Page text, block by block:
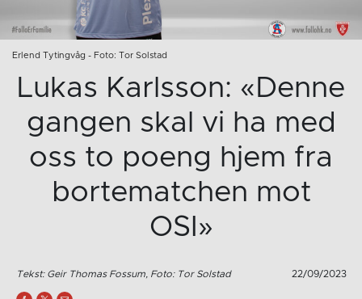
Erlend Tytingvåg - Foto: Tor Solstad
Lukas Karlsson: «Denne
gangen skal vi ha med
oss to poeng hjem fra
bortematchen mot
OSI»
Tekst: Geir Thomas Fossum, Foto: Tor Solstad 22/09/2023